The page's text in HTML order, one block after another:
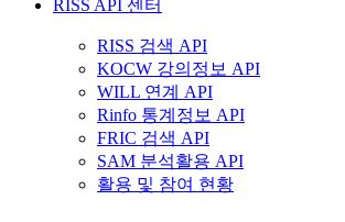
RISS API 센터
RISS 검색 API
KOCW 강의정보 API
WILL 연계 API
Rinfo 통계정보 API
FRIC 검색 API
SAM 분석활용 API
활용 및 참여 현황